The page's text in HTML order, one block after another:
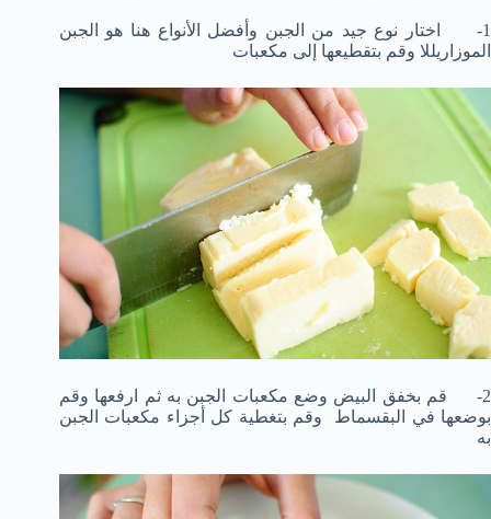
1- اختار نوع جيد من الجبن وأفضل الأنواع هنا هو الجبن
الموزاريللا وقم بتقطيعها إلى مكعبات
2- قم بخفق البيض وضع مكعبات الجبن به ثم ارفعها وقم
بوضعها في البقسماط وقم بتغطية كل أجزاء مكعبات الجبن
به